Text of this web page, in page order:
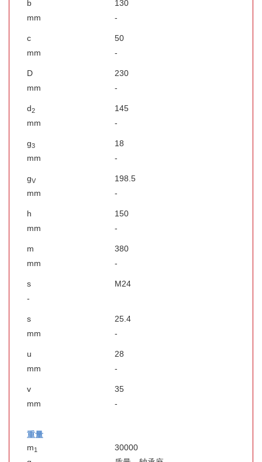
b
130
mm
-
c
50
mm
-
D
230
mm
-
d2
145
mm
-
g3
18
mm
-
gV
198.5
mm
-
h
150
mm
-
m
380
mm
-
s
M24
-
s
25.4
mm
-
u
28
mm
-
v
35
mm
-
重量
m1
30000